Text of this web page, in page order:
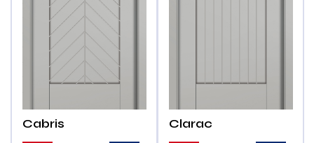
Cabris Clarac